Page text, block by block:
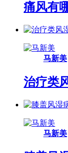
痛风有
马新美
治疗类
马新美